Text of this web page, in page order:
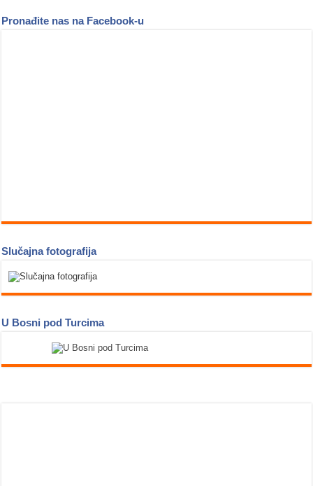
Pronađite nas na Facebook-u
Slučajna fotografija
U Bosni pod Turcima